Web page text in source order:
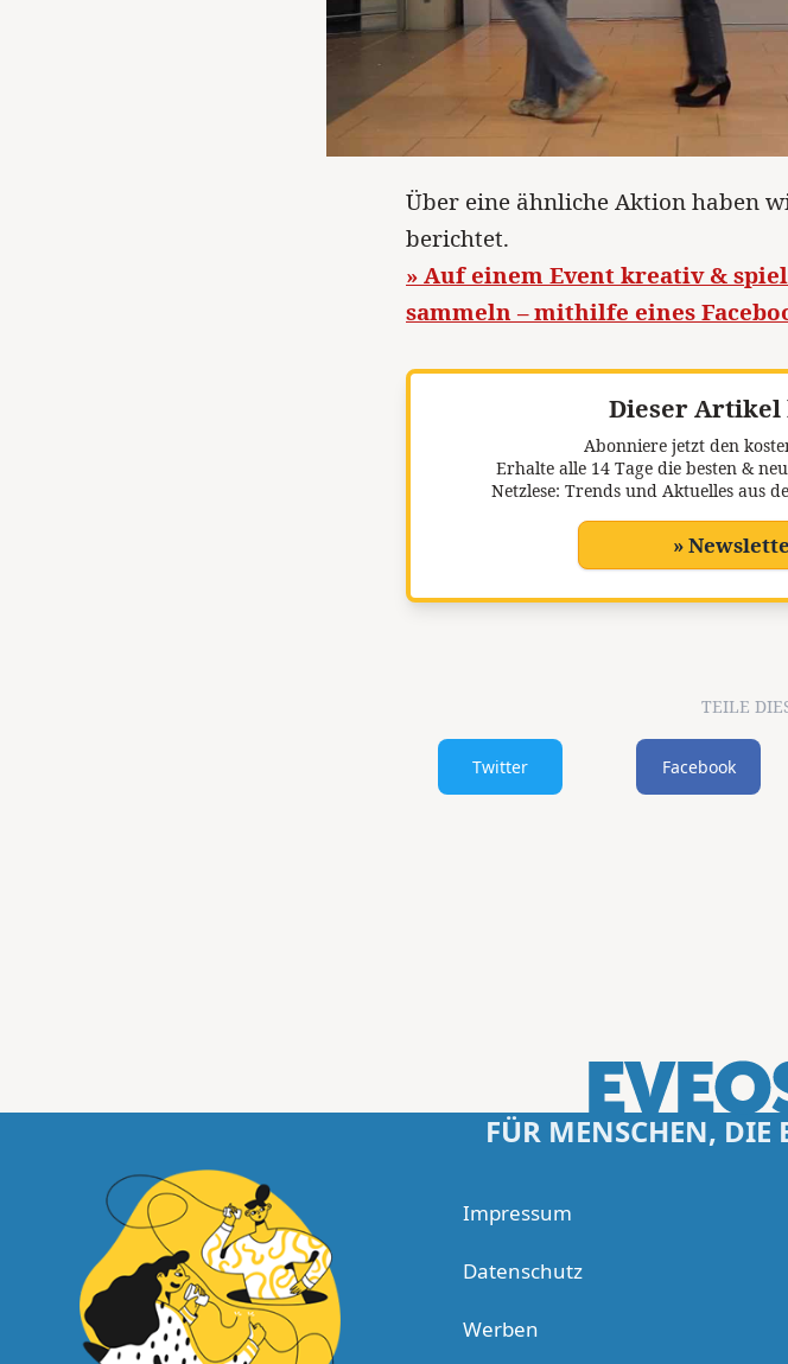
Über eine ähnliche Aktion haben
berichtet.
» Auf einem Event kreativ &
sammeln – mithilfe eines
Dieser Artikel
Abonniere jetzt den
Erhalte alle 14 Tage die besten &
Netzlese: Trends und Aktuelles aus
»
TEILE
Twitter Facebook
FÜR MENSCHEN, DIE
Impressum
Datenschutz
Werben